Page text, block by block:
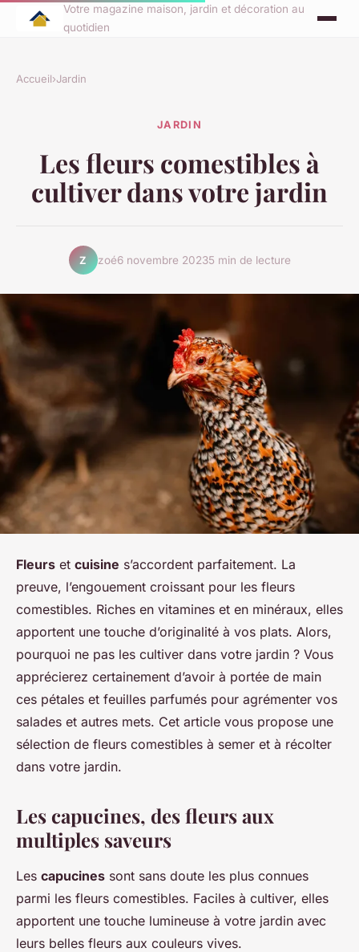
Votre magazine maison, jardin et décoration au
quotidien
Accueil›Jardin
JARDIN
Les fleurs comestibles à
cultiver dans votre jardin
Z zoé6 novembre 20235 min de lecture
Fleurs et cuisine s’accordent parfaitement. La
preuve, l’engouement croissant pour les fleurs
comestibles. Riches en vitamines et en minéraux, elles
apportent une touche d’originalité à vos plats. Alors,
pourquoi ne pas les cultiver dans votre jardin ? Vous
apprécierez certainement d’avoir à portée de main
ces pétales et feuilles parfumés pour agrémenter vos
salades et autres mets. Cet article vous propose une
sélection de fleurs comestibles à semer et à récolter
dans votre jardin.
Les capucines, des fleurs aux
multiples saveurs
Les capucines sont sans doute les plus connues
parmi les fleurs comestibles. Faciles à cultiver, elles
apportent une touche lumineuse à votre jardin avec
leurs belles fleurs aux couleurs vives.